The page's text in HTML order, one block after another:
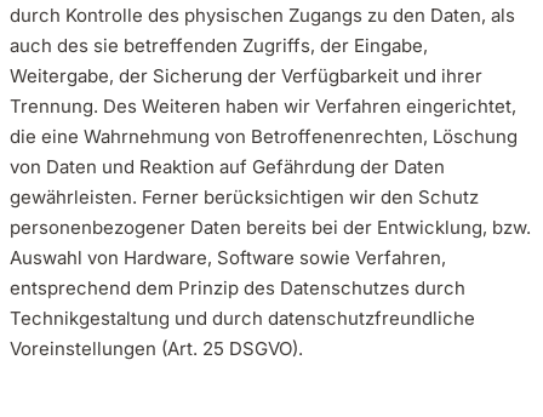
durch Kontrolle des physischen Zugangs zu den Daten, als
auch des sie betreffenden Zugriffs, der Eingabe,
Weitergabe, der Sicherung der Verfügbarkeit und ihrer
Trennung. Des Weiteren haben wir Verfahren eingerichtet,
die eine Wahrnehmung von Betroffenenrechten, Löschung
von Daten und Reaktion auf Gefährdung der Daten
gewährleisten. Ferner berücksichtigen wir den Schutz
personenbezogener Daten bereits bei der Entwicklung, bzw.
Auswahl von Hardware, Software sowie Verfahren,
entsprechend dem Prinzip des Datenschutzes durch
Technikgestaltung und durch datenschutzfreundliche
Voreinstellungen (Art. 25 DSGVO).